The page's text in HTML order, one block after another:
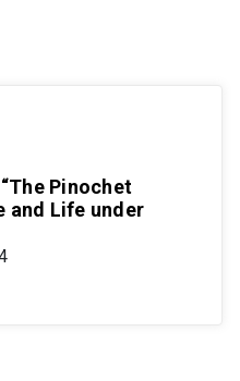
Pinochet
and Life under